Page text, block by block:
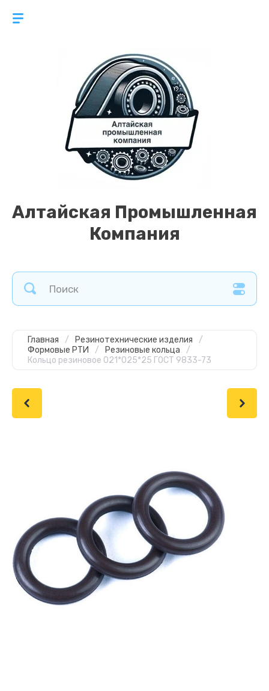
Алтайская Промышленная
Компания
Главная / Резинотехнические изделия
/
Формовые РТИ
/ Резиновые кольца
/
Кольцо резиновое 021*025*25 ГОСТ 9833-73